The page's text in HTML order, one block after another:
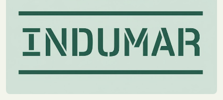
una motoguadaña que habían s...
Montecarlo: Controlaron un Principio de Incendio en
un Camión sobre la Ruta Nacional 12
Un camión sufrió un principio de incendio durante la